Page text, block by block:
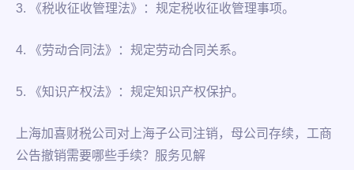
3. 《税收征收管理法》：规定税收征收管理事项。
4. 《劳动合同法》：规定劳动合同关系。
5. 《知识产权法》：规定知识产权保护。
上海加喜财税公司对上海子公司注销，母公司存续，工商
公告撤销需要哪些手续？服务见解